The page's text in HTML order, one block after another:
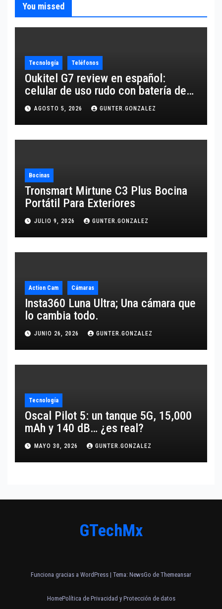
You missed
Tecnología Teléfonos
Oukitel G7 review en español:
celular de uso rudo con batería de
10,600 mAh
AGOSTO 5, 2026 GUNTER.GONZALEZ
Bocinas
Tronsmart Mirtune C3 Plus Bocina
Portátil Para Exteriores
JULIO 9, 2026 GUNTER.GONZALEZ
Action Cam Cámaras
Insta360 Luna Ultra; Una cámara que
lo cambia todo.
JUNIO 26, 2026 GUNTER.GONZALEZ
Tecnología
Oscal Pilot 5: un tanque 5G, 15,000
mAh y 140 dB… ¿es real?
MAYO 30, 2026 GUNTER.GONZALEZ
GTechMx
Funciona gracias a WordPress | Tema: NewsGo de Themeansar
HomePolítica de Privacidad y Protección de datos